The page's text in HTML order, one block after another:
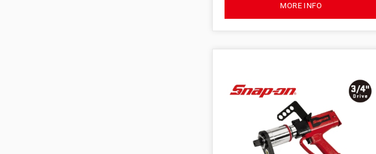
MORE INFO